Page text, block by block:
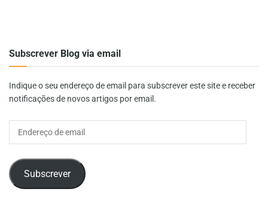
Subscrever Blog via email
Indique o seu endereço de email para subscrever este site e receber
notificações de novos artigos por email.
Subscrever